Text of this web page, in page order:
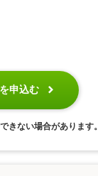
申込む
きない場合があります。